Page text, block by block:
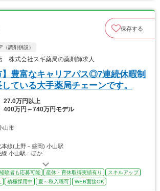
保存する
（調剤併設）
株式会社スギ薬局の薬剤師求人
】豊富なキャリアパス◎7連続休暇制
ている大手薬局チェーンです。
27.0万円以上
400万円～740万円モデル
山市
本線(上野－盛岡) 小山駅
線 小山駅…ほか
験者も応募可能 産休・育休取得実績有り
スキルアップ
積極採用中 夏～秋入職可 WEB面接OK